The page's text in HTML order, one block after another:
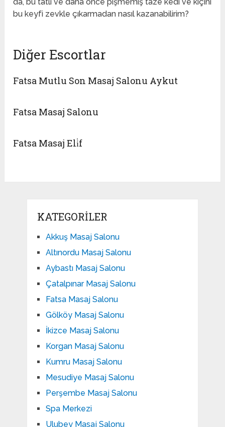
bu keyfi zevkle çıkarmadan nasıl kazanabilirim?
Diğer Escortlar
Fatsa Mutlu Son Masaj Salonu Aykut
Fatsa Masaj Salonu
Fatsa Masaj Eli̇f
KATEGORILER
Akkuş Masaj Salonu
Altınordu Masaj Salonu
Aybastı Masaj Salonu
Çatalpınar Masaj Salonu
Fatsa Masaj Salonu
Gölköy Masaj Salonu
İkizce Masaj Salonu
Korgan Masaj Salonu
Kumru Masaj Salonu
Mesudiye Masaj Salonu
Perşembe Masaj Salonu
Spa Merkezi
Ulubey Masaj Salonu